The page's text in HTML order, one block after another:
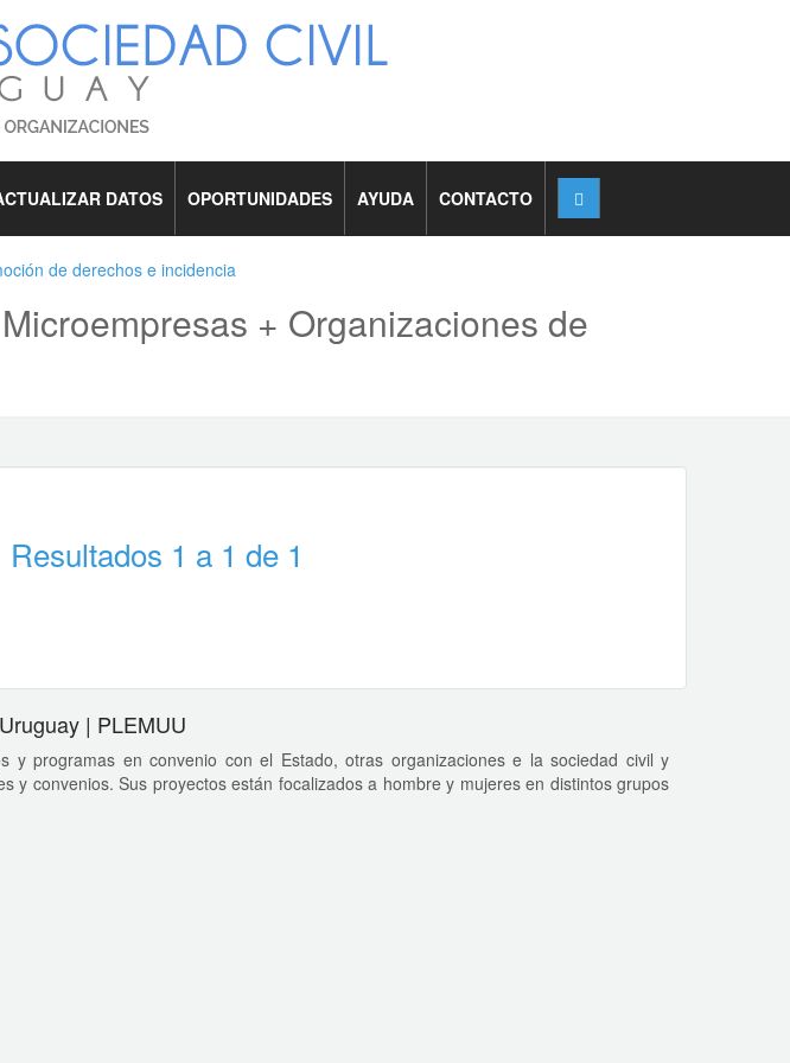
DATOS OPORTUNIDADES AYUDA CONTACTO
de derechos e incidencia
+ Organizaciones de
Resultados 1 a 1 de 1
| PLEMUU
y programas en convenio con el Estado, otras organizaciones e la sociedad civil y
y convenios. Sus proyectos están focalizados a hombre y mujeres en distintos grupos